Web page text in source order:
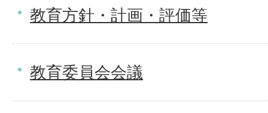
教育方針・計画・評価等
教育委員会会議